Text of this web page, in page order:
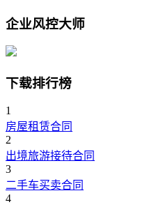
企业风控大师
下载排行榜
1
房屋租赁合同
2
出境旅游接待合同
3
二手车买卖合同
4